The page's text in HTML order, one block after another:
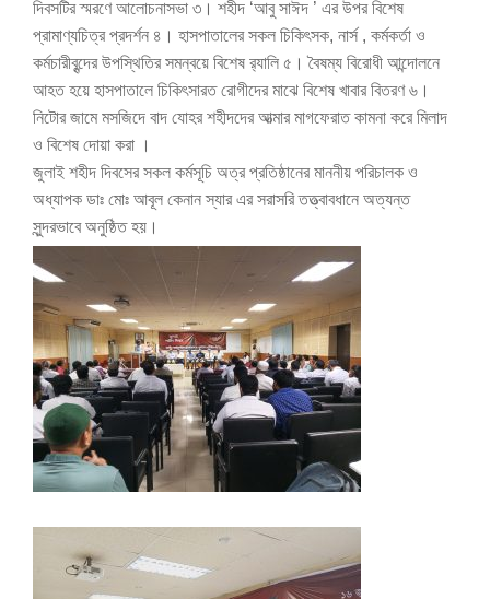
দিবসটির স্মরণে আলোচনাসভা ৩। শহীদ ‘আবু সাঈদ ’ এর উপর বিশেষ
প্রামাণ্যচিত্র প্রদর্শন ৪। হাসপাতালের সকল চিকিৎসক, নার্স , কর্মকর্তা ও
কর্মচারীবৃন্দের উপস্থিতির সমন্বয়ে বিশেষ র্যালি ৫। বৈষম্য বিরোধী আন্দোলনে
আহত হয়ে হাসপাতালে চিকিৎসারত রোগীদের মাঝে বিশেষ খাবার বিতরণ ৬।
নিটোর জামে মসজিদে বাদ যোহর শহীদদের আত্মার মাগফেরাত কামনা করে মিলাদ
ও বিশেষ দোয়া করা ।
জুলাই শহীদ দিবসের সকল কর্মসূচি অত্র প্রতিষ্ঠানের মাননীয় পরিচালক ও
অধ্যাপক ডাঃ মোঃ আবূল কেনান স্যার এর সরাসরি তত্ত্বাবধানে অত্যন্ত
সুন্দরভাবে অনুষ্ঠিত হয়।